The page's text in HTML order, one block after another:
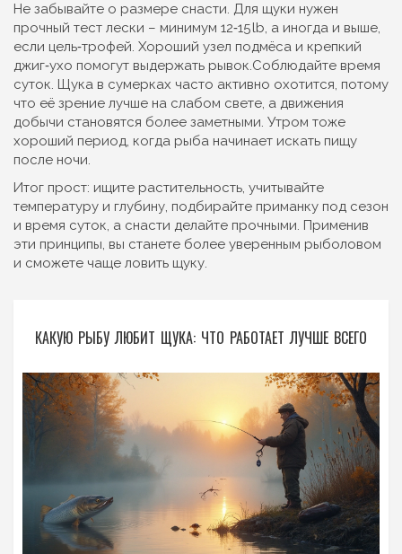
Не забывайте о размере снасти. Для щуки нужен
прочный тест лески – минимум 12‑15 lb, а иногда и выше,
если цель‑трофей. Хороший узел подмёса и крепкий
джиг‑ухо помогут выдержать рывок.Соблюдайте время
суток. Щука в сумерках часто активно охотится, потому
что её зрение лучше на слабом свете, а движения
добычи становятся более заметными. Утром тоже
хороший период, когда рыба начинает искать пищу
после ночи.
Итог прост: ищите растительность, учитывайте
температуру и глубину, подбирайте приманку под сезон
и время суток, а снасти делайте прочными. Применив
эти принципы, вы станете более уверенным рыболовом
и сможете чаще ловить щуку.
КАКУЮ РЫБУ ЛЮБИТ ЩУКА: ЧТО РАБОТАЕТ ЛУЧШЕ ВСЕГО